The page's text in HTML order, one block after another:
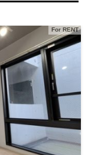
For RENT